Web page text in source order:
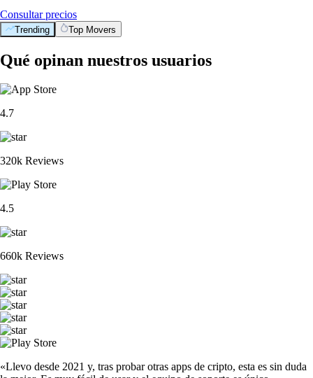
Consultar precios
Trending Top Movers
Qué opinan nuestros usuarios
4.7
320k Reviews
4.5
660k Reviews
«Llevo desde 2021 y, tras probar otras apps de cripto, esta es sin duda